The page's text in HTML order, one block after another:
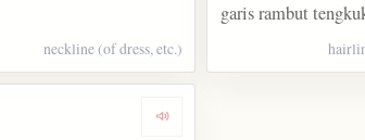
neckline (of dress, etc.)
garis rambut
Dengarkan kosakata 裏衿